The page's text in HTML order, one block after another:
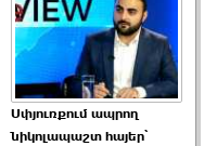
Աննա Վարդապետյանն
ուղերձ է հղել ›››
Սփյուռքում ապրող
նիկոլապաշտ հայեր՝